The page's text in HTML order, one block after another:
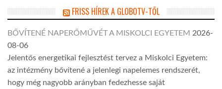
FRISS HÍREK A GLOBOTV-TŐL
BŐVÍTENÉ NAPERŐMŰVÉT A MISKOLCI EGYETEM 2026-
08-06
Jelentős energetikai fejlesztést tervez a Miskolci Egyetem:
az intézmény bővítené a jelenlegi napelemes rendszerét,
hogy még nagyobb arányban fedezhesse saját